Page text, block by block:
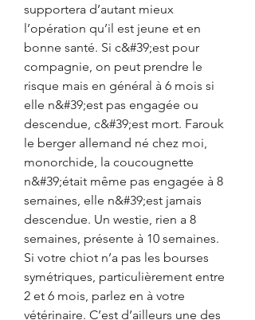
supportera d’autant mieux
l’opération qu’il est jeune et en
bonne santé. Si c&#39;est pour
compagnie, on peut prendre le
risque mais en général à 6 mois si
elle n&#39;est pas engagée ou
descendue, c&#39;est mort. Farouk
le berger allemand né chez moi,
monorchide, la coucougnette
n&#39;était même pas engagée à 8
semaines, elle n&#39;est jamais
descendue. Un westie, rien a 8
semaines, présente à 10 semaines.
Si votre chiot n’a pas les bourses
symétriques, particulièrement entre
2 et 6 mois, parlez en à votre
vétérinaire. C’est d’ailleurs une des